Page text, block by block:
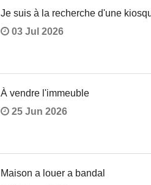
Je suis à la recherche d'une
03 Jul 2026
À vendre l'immeuble
25 Jun 2026
Maison a louer a bandal